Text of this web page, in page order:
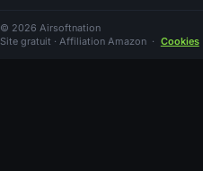
© 2026 Airsoftnation
Site gratuit · Affiliation Amazon · Cookies